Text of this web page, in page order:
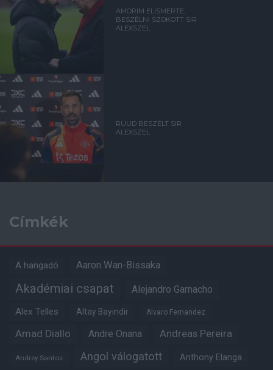
AMORIM ELISMERTE,
BESZÉLNI SZOKOTT SIR
ALEXSZEL
RUUD BESZÉLT SIR
ALEXSZEL
Címkék
A hangadó Aaron Wan-Bissaka
Akadémiai csapat Alejandro Garnacho
Alex Telles Altay Bayindir Alvaro Fernandez
Amad Diallo Andre Onana Andreas Pereira
Andrey Santos Angol válogatott Anthony Elanga